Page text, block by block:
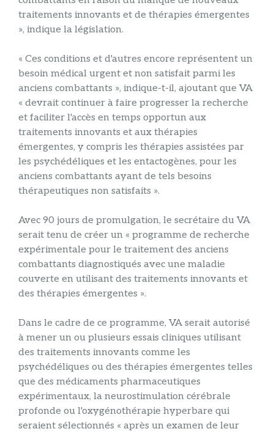
traitements innovants et de thérapies émergentes
», indique la législation.
« Ces conditions et d'autres encore représentent un
besoin médical urgent et non satisfait parmi les
anciens combattants », indique-t-il, ajoutant que VA
« devrait continuer à faire progresser la recherche
et faciliter l'accès en temps opportun aux
traitements innovants et aux thérapies
émergentes, y compris les thérapies assistées par
les psychédéliques et les entactogènes, pour les
anciens combattants ayant de tels besoins
thérapeutiques non satisfaits ».
Avec 90 jours de promulgation, le secrétaire du VA
serait tenu de créer un « programme de recherche
expérimentale pour le traitement des anciens
combattants diagnostiqués avec une maladie
couverte en utilisant des traitements innovants et
des thérapies émergentes ».
Dans le cadre de ce programme, VA serait autorisé
à mener un ou plusieurs essais cliniques utilisant
des traitements innovants comme les
psychédéliques ou des thérapies émergentes telles
que des médicaments pharmaceutiques
expérimentaux, la neurostimulation cérébrale
profonde ou l'oxygénothérapie hyperbare qui
seraient sélectionnés « après un examen de leur